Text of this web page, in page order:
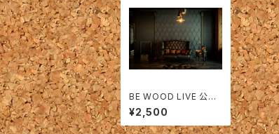
BE WOOD LIVE 公演
『密室〜Secret Roo
m〜』【商品：パンフレッ
ト】
¥2,500